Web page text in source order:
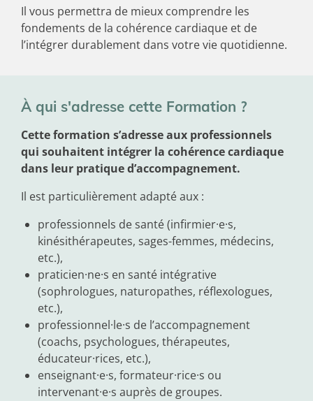
Il vous permettra de mieux comprendre les
fondements de la cohérence cardiaque et de
l’intégrer durablement dans votre vie quotidienne.
À qui s'adresse cette Formation ?
Cette formation s’adresse aux professionnels
qui souhaitent intégrer la cohérence cardiaque
dans leur pratique d’accompagnement.
Il est particulièrement adapté aux :
professionnels de santé (infirmier·e·s,
kinésithérapeutes, sages-femmes, médecins,
etc.),
praticien·ne·s en santé intégrative
(sophrologues, naturopathes, réflexologues,
etc.),
professionnel·le·s de l’accompagnement
(coachs, psychologues, thérapeutes,
éducateur·rices, etc.),
enseignant·e·s, formateur·rice·s ou
intervenant·e·s auprès de groupes.